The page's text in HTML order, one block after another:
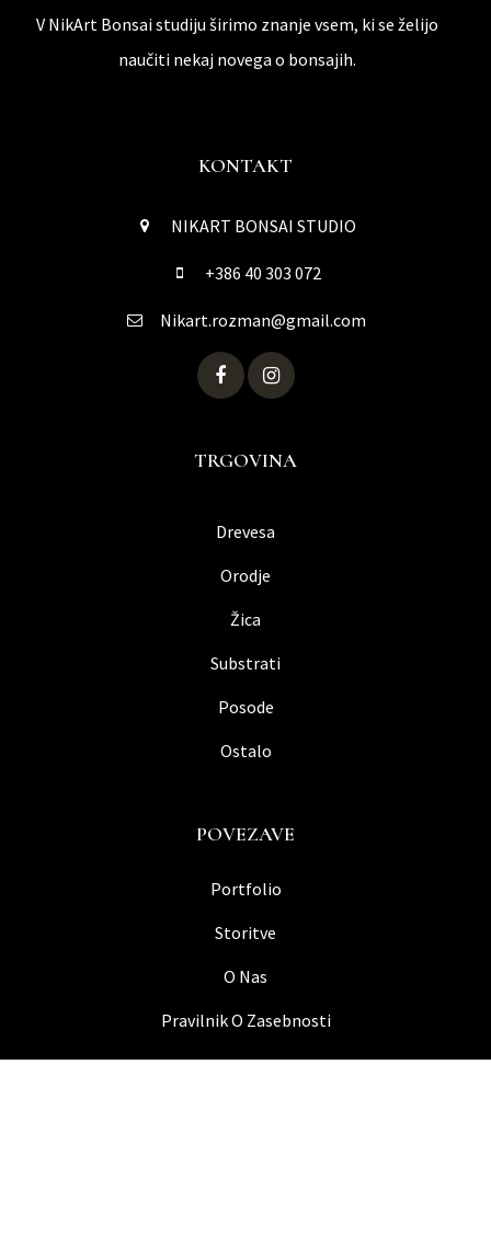
V NikArt Bonsai studiju širimo znanje vsem, ki se želijo
naučiti nekaj novega o bonsajih.
KONTAKT
NIKART BONSAI STUDIO
+386 40 303 072
Nikart.rozman@gmail.com
TRGOVINA
Drevesa
Orodje
Žica
Substrati
Posode
Ostalo
POVEZAVE
Portfolio
Storitve
O Nas
Pravilnik O Zasebnosti